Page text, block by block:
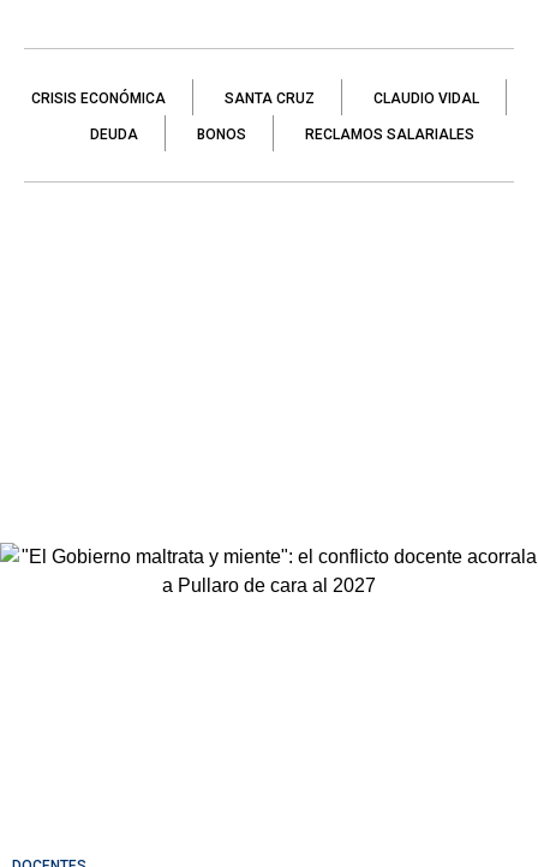
CRISIS ECONÓMICA SANTA CRUZ CLAUDIO VIDAL
DEUDA BONOS RECLAMOS SALARIALES